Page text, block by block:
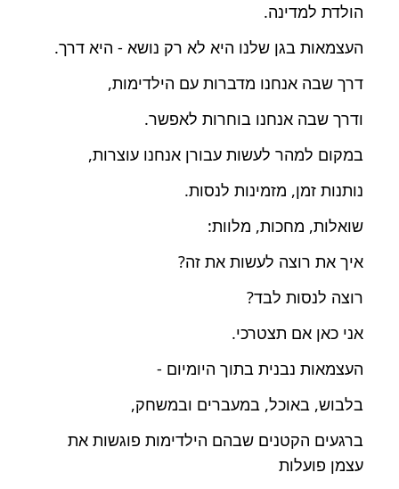
הולדת למדינה.
העצמאות בגן שלנו היא לא רק נושא - היא דרך.
דרך שבה אנחנו מדברות עם הילדימות,
ודרך שבה אנחנו בוחרות לאפשר.
במקום למהר לעשות עבורן אנחנו עוצרות,
נותנות זמן, מזמינות לנסות.
שואלות, מחכות, מלוות:
איך את רוצה לעשות את זה?
רוצה לנסות לבד?
אני כאן אם תצטרכי.
העצמאות נבנית בתוך היומיום -
בלבוש, באוכל, במעברים ובמשחק,
ברגעים הקטנים שבהם הילדימות פוגשות את
עצמן פועלות